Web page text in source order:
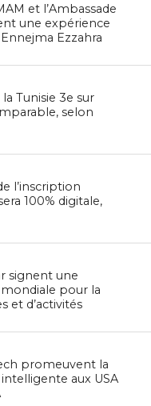
et l’Ambassade
une expérience
Ezzahra
Tunisie 3e sur
selon
l’inscription
100% digitale,
signent une
pour la
et d’activités
promeuvent la
aux USA